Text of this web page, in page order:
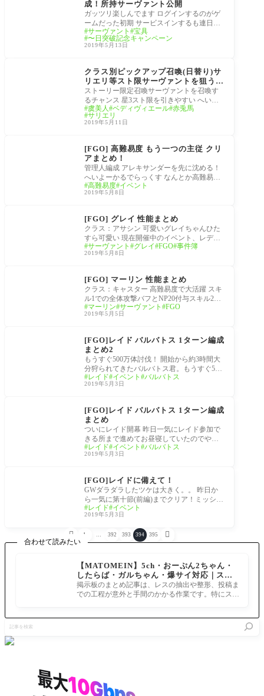
成！所持サーヴァント公開
ガッツリ楽しんでます ログインするのがゲ
ームだった初期 サービスインするも連日の
メンテ、そのログインできると情報が飛び
かえ
サーヴァント
宝具
〜日突破記念キャンペーン
2019年5月13日
クラス別ピックアップ召喚(日替り)サ
リエリ等スト限サーヴァントを狙うな
ら！
ストーリー限定召喚サーヴァントを召喚す
るチャンス 星3スト限を引きやすい へいよ
ーかるでらっくす！滅多に開催されないク
ラス別
虞美人 ベディヴィエール 赤兎馬
サリエリ
2019年5月11日
[FGO] 高難易度 もう一つの主従 クリ
アまとめ！
管理人編成 アレキサンダーを先に沈める！
へいよーかるでらっくす なんとか高難易度
クリア！参考になれば喜びなのです。アレ
キサ
高難易度 イベント
2019年5月8日
[FGO] グレイ 性能まとめ
クラス：アサシン 可愛いグレイちゃんひた
すら可愛い 現在開催中のイベント、レデ
ィ・ライネスの事件簿配布サーヴァント ロ
ード・
サーヴァント グレイ FGO 事件簿
2019年5月8日
[FGO] マーリン 性能まとめ
クラス：キャスター 高難易度で大活躍 スキ
ル1での全体攻撃バフとNP20付与スキル2で
エネミーの宝具に合わせての全体無敵、ス
キル3で
マーリン サーヴァント FGO
2019年5月5日
[FGO]レイド バルバトス 1ターン編成
まとめ2
もうすぐ500万体討伐！ 開始から約3時間大
分狩られてきたバルバトス君。もうすぐ500
万体です。管理人はアサシン相手だったの
で単体
レイド イベント バルバトス
2019年5月3日
[FGO]レイド バルバトス 1ターン編成
まとめ
ついにレイド開幕 昨日一気にレイド参加で
きる所まで進めてお昼寝していたのでやや
乗り遅れた感がありつつもバルバトス戦参
加！
レイド イベント バルバトス
2019年5月3日
[FGO]レイドに備えて！
GWダラダラしたツケは大きく。。 昨日か
ら一気に第十節(前編)までクリア！ミッショ
ンは全て終わっていないがレイド参加権の
黒い海
レイド イベント
2019年5月3日
 1 392 393 394 395 
合わせて読みたい
【MATOMEIN】5ch・おーぷん2ちゃん・
したらば・ガルちゃん・爆サイ対応｜スマ
ホでまとめ記事を作れるアプリ FGOのまと
め記事ができるまで
掲示板のまとめ記事は、レスの抽出や整形、投稿ま
での工程が意外と手間のかかる作業です。特にスマ
を
検